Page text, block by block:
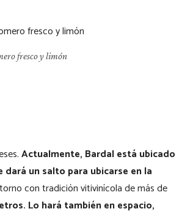
fresco y limón
Actualmente, Bardal está ubicado
un salto para ubicarse en la
con tradición vitivinícola de más de
Lo hará también en espacio,